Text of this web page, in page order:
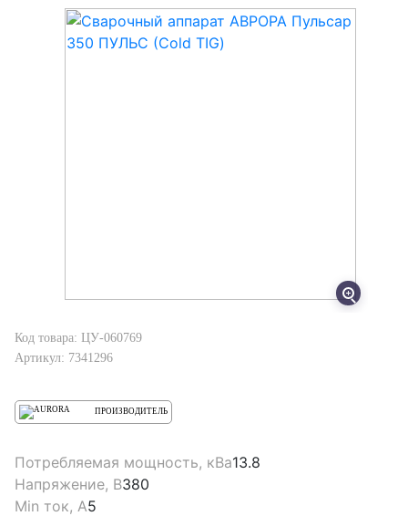
Код товара: ЦУ-060769
Артикул: 7341296
ПРОИЗВОДИТЕЛЬ
Потребляемая мощность, кВа13.8
Напряжение, В380
Min ток, А5